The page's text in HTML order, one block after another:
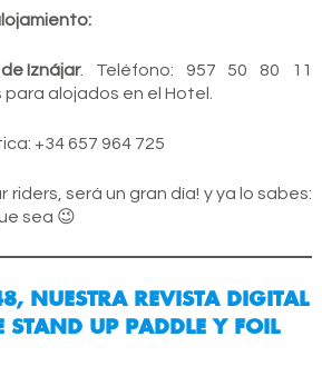
Iznájar. Teléfono: 957 50 80 11
alojados en el Hotel.
‭+34 657 964 725‬
riders, será un gran día! y ya lo sabes:
sea 😉
NUESTRA REVISTA DIGITAL
STAND UP PADDLE Y FOIL